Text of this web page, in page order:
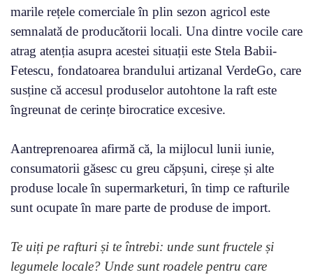
marile rețele comerciale în plin sezon agricol este
semnalată de producătorii locali. Una dintre vocile care
atrag atenția asupra acestei situații este Stela Babii-
Fetescu, fondatoarea brandului artizanal VerdeGo, care
susține că accesul produselor autohtone la raft este
îngreunat de cerințe birocratice excesive.
Aantreprenoarea afirmă că, la mijlocul lunii iunie,
consumatorii găsesc cu greu căpșuni, cireșe și alte
produse locale în supermarketuri, în timp ce rafturile
sunt ocupate în mare parte de produse de import.
Te uiți pe rafturi și te întrebi: unde sunt fructele și
legumele locale? Unde sunt roadele pentru care